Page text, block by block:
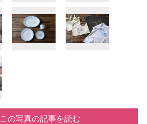
この写真の記事を読む